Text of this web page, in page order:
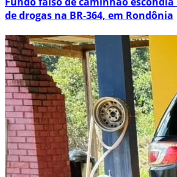
de drogas na BR-364, em Rondônia